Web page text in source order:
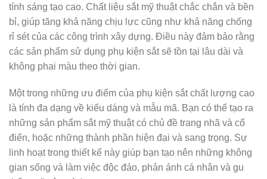
tính sáng tạo cao. Chất liệu sắt mỹ thuật chắc chắn và bền
bỉ, giúp tăng khả năng chịu lực cũng như khả năng chống
rỉ sét của các công trình xây dựng. Điều này đảm bảo rằng
các sản phẩm sử dụng phụ kiện sắt sẽ tồn tại lâu dài và
không phai màu theo thời gian.
Một trong những ưu điểm của phụ kiện sắt chất lượng cao
là tính đa dạng về kiểu dáng và mẫu mã. Bạn có thể tạo ra
những sản phẩm sắt mỹ thuật có chủ đề trang nhã và cổ
điển, hoặc những thành phần hiện đại và sang trọng. Sự
linh hoạt trong thiết kế này giúp bạn tạo nên những không
gian sống và làm việc độc đáo, phản ánh cá nhân và gu